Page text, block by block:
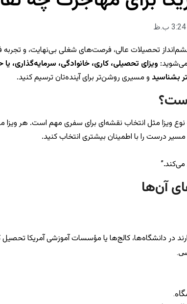
3:24 ب.ظ
چشم‌انداز تحصیلات عالی، فرصت‌های شغلی بی‌نهایت، و
می‌شوید: ویزای تحصیلی، کاری، خانوادگی، سرمایه‌گذاری، یا
بشناسید و مسیری روشن‌تر برای آینده‌تان ترسیم کنید.
ویزا مثل انتخاب نقشه‌ای برای سفری مهم است. هر
درست را با اطمینان بیشتری انتخاب کنید.
آن‌ها
در دانشگاه‌ها، کالج‌ها یا مؤسسات آموزشی آمریکا تحصیل